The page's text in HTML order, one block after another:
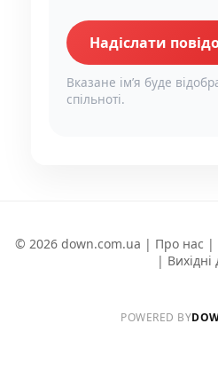
Надіслати
Вказане імʼя буде
спільноті.
© 2026 down.com.ua | Про нас |
| Вихідні
POWERED BY